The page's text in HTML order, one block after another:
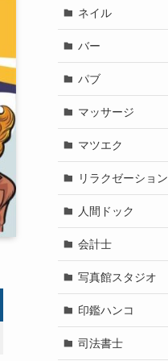
ネイル
バー
パブ
マッサージ
マツエク
リラクゼーション
人間ドック
会計士
写真館スタジオ
印鑑ハンコ
司法書士